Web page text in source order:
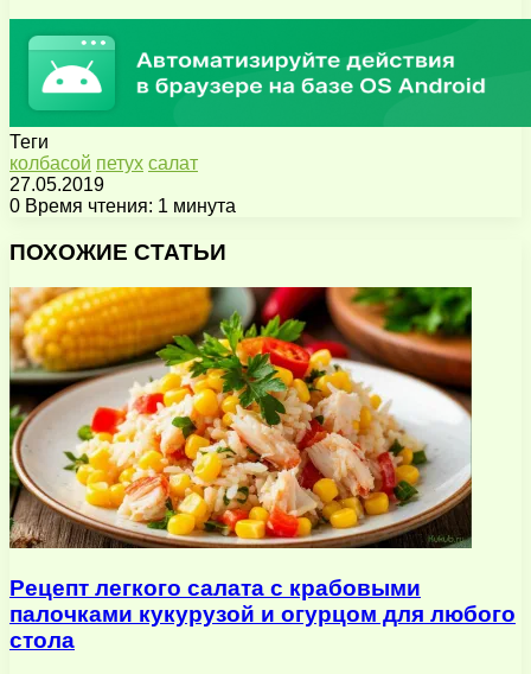
Теги
колбасой петух салат
27.05.2019
0 Время чтения: 1 минута
через
почту
ПОХОЖИЕ СТАТЬИ
Рецепт легкого салата с крабовыми
палочками кукурузой и огурцом для любого
стола